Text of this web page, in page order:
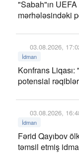
"Sabah"ın
mərhələsindəki
03.08.2026,
İdman
Konfrans
potensial
03.08.2026,
İdman
Fərid Qayıbov
təmsil etmiş